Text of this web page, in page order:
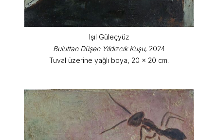
Işıl Güleçyüz
Buluttan Düşen Yıldızcık Kuşu, 2024
Tuval üzerine yağlı boya, 20 x 20 cm.